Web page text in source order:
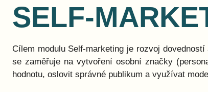
SELF-
Cílem modulu Self-marketing je rozvoj
se zaměřuje na vytvoření osobní značky
hodnotu, oslovit správné publikum a využívat